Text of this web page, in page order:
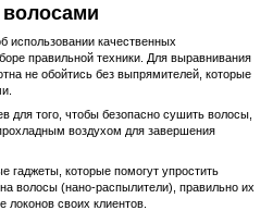
волосами
использовании качественных
правильной техники. Для выравнивания
не обойтись без выпрямителей, которые
того, чтобы безопасно сушить волосы,
воздухом для завершения
гаджеты, которые помогут упростить
волосы (нано-распылители), правильно их
локонов своих клиентов.